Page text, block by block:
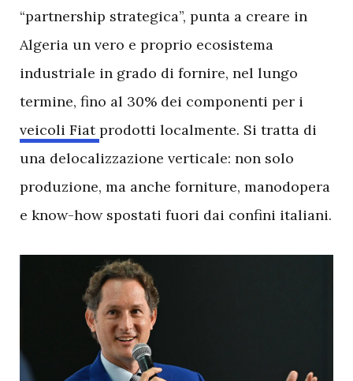
“partnership strategica”, punta a creare in
Algeria un vero e proprio ecosistema
industriale in grado di fornire, nel lungo
termine, fino al 30% dei componenti per i
veicoli Fiatprodotti localmente. Si tratta di
una delocalizzazione verticale: non solo
produzione, ma anche forniture, manodopera
e know-how spostati fuori dai confini italiani.